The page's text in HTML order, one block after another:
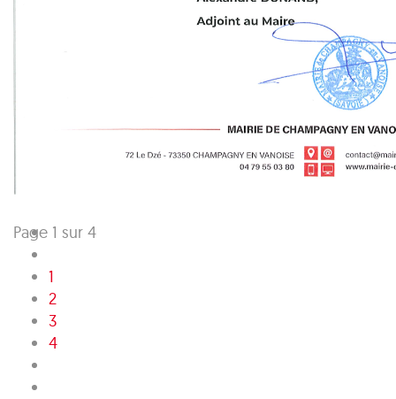
Page 1 sur 4
1
2
3
4